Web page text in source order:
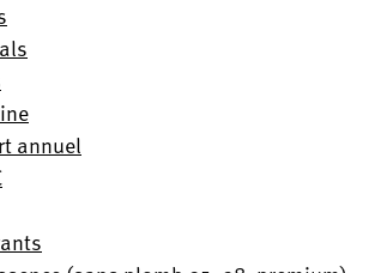
annuel